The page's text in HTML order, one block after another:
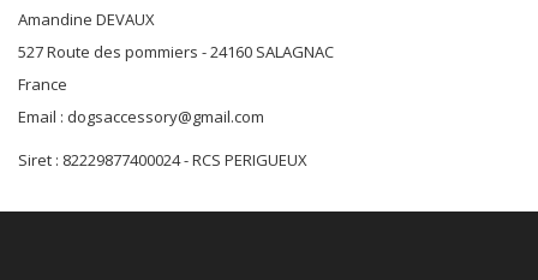
Amandine DEVAUX
527 Route des pommiers - 24160 SALAGNAC
France
Email : dogsaccessory@gmail.com
Siret : 82229877400024 - RCS PERIGUEUX